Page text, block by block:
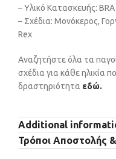
– Υλικό Κατασκευής:
– Σχέδια: Μονόκερος,
Rex
Αναζητήστε όλα τα
σχέδια για κάθε ηλικία
δραστηριότητα εδώ.
Additional
Τρόποι Αποστολής